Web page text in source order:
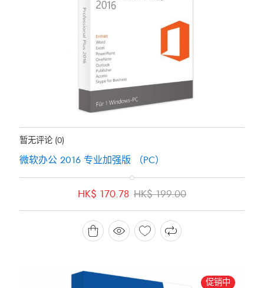
地位：有存货
暂无评论 (0)
微软办公 2016 专业加强版 （PC）
HK$199.00
HK$ 199.00。
HK$ 170.78
促销中